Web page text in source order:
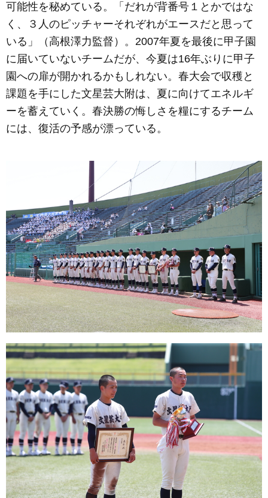
可能性を秘めている。「だれが背番号１とかではな
く、３人のピッチャーそれぞれがエースだと思って
いる」（高根澤力監督）。2007年夏を最後に甲子園
に届いていないチームだが、今夏は16年ぶりに甲子
園への扉が開かれるかもしれない。春大会で収穫と
課題を手にした文星芸大附は、夏に向けてエネルギ
ーを蓄えていく。春決勝の悔しさを糧にするチーム
には、復活の予感が漂っている。